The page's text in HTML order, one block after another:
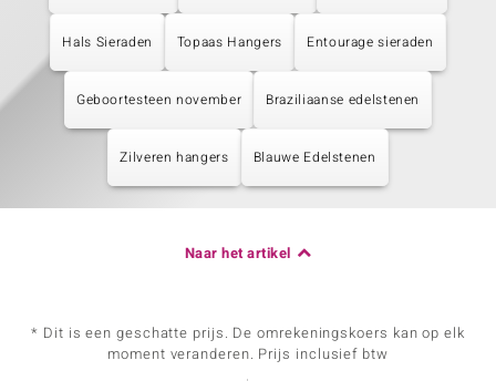
Hals Sieraden Topaas Hangers Entourage sieraden
Geboortesteen november Braziliaanse edelstenen
Zilveren hangers Blauwe Edelstenen
Naar het artikel
* Dit is een geschatte prijs. De omrekeningskoers kan op elk
moment veranderen. Prijs inclusief btw